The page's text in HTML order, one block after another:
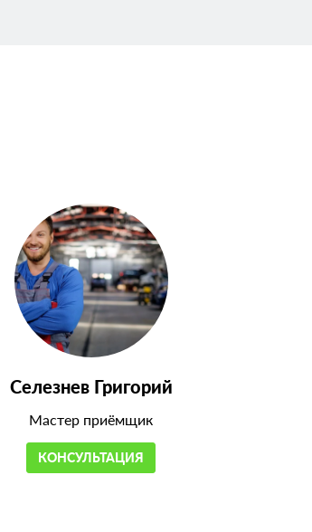
Селезнев Григорий
Мастер приёмщик
КОНСУЛЬТАЦИЯ